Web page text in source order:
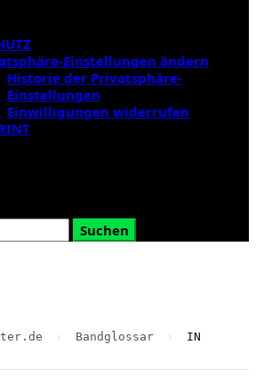
Einstellungen ändern
Historie der Privatsphäre-
Einstellungen
Einwilligungen widerrufen
› Bandglossar ›
IN